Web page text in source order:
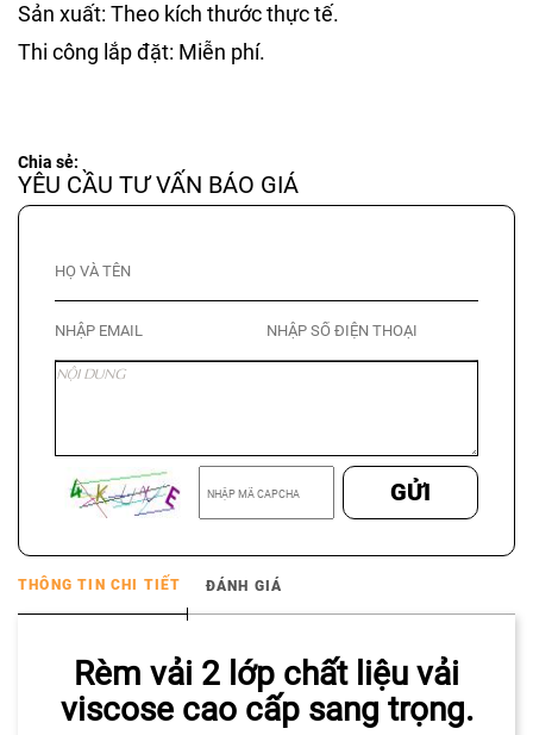
Sản xuất: Theo kích thước thực tế.
Thi công lắp đặt: Miễn phí.
Chia sẻ:
YÊU CẦU TƯ VẤN BÁO GIÁ
GỬI
THÔNG TIN CHI TIẾT ĐÁNH GIÁ
Rèm vải 2 lớp chất liệu vải
viscose cao cấp sang trọng.